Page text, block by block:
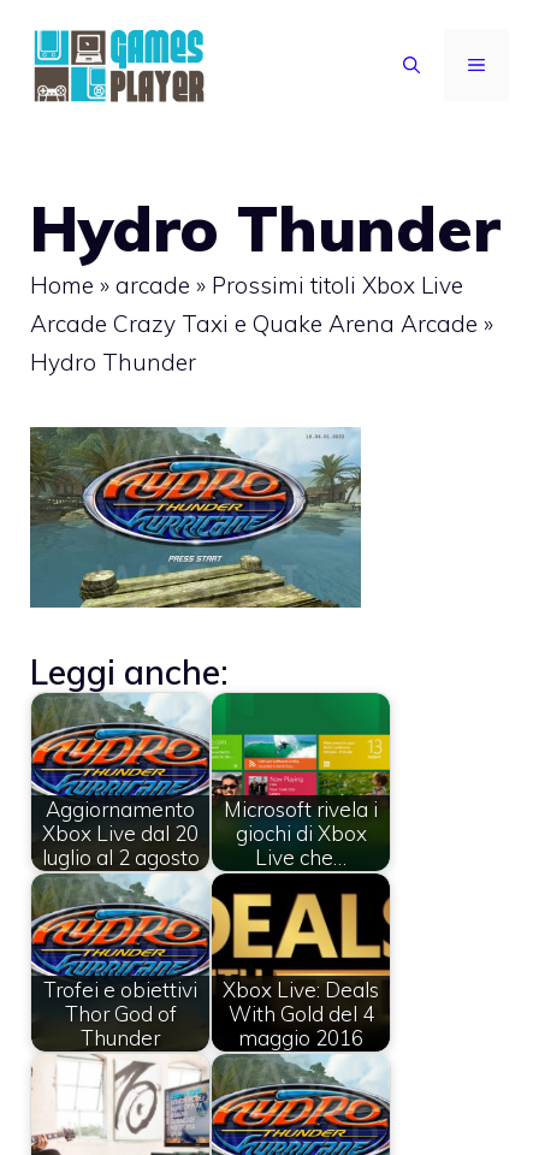
contenuto
MENU
Hydro Thunder
Home » arcade » Prossimi titoli Xbox Live
Arcade Crazy Taxi e Quake Arena Arcade »
Hydro Thunder
Leggi anche:
Aggiornamento
Xbox Live dal 20
luglio al 2 agosto
Microsoft rivela i
giochi di Xbox
Live che…
Trofei e obiettivi
Thor God of
Thunder
Xbox Live: Deals
With Gold del 4
maggio 2016